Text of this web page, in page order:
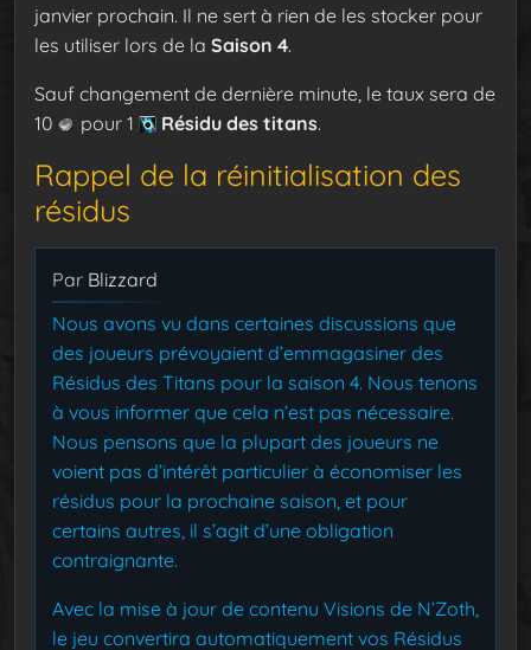
janvier prochain. Il ne sert à rien de les stocker pour
les utiliser lors de la Saison 4.
Sauf changement de dernière minute, le taux sera de
10
pour 1 Résidu des titans.
Rappel de la réinitialisation des
résidus
Par Blizzard
Nous avons vu dans certaines discussions que
des joueurs prévoyaient d’emmagasiner des
Résidus des Titans pour la saison 4. Nous tenons
à vous informer que cela n’est pas nécessaire.
Nous pensons que la plupart des joueurs ne
voient pas d’intérêt particulier à économiser les
résidus pour la prochaine saison, et pour
certains autres, il s’agit d’une obligation
contraignante.
Avec la mise à jour de contenu Visions de N’Zoth,
le jeu convertira automatiquement vos Résidus